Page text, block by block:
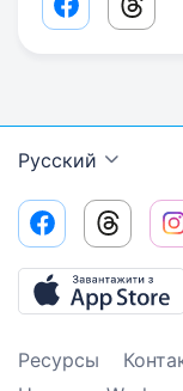
Facebook
Русский
Ресурсы